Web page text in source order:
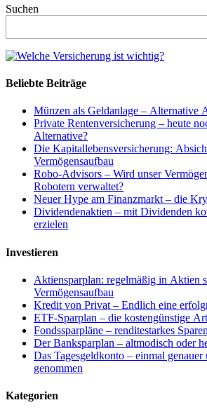
Suchen
Beliebte Beiträge
Münzen als Geldanlage – Alternative
Private Rentenversicherung – heute
Alternative?
Die Kapitallebensversicherung:
Vermögensaufbau
Robo-Advisors – Wird unser
Robotern verwaltet?
Neuer Hype am Finanzmarkt – die
Dividendenaktien – mit Dividenden
erzielen
Investieren
Aktiensparplan: regelmäßig in Aktien
Vermögensaufbau
Kredit von Privat – Endlich eine
ETF-Sparplan – die kostengünstige
Fondssparpläne – renditestarkes
Der Banksparplan – altmodisch oder
Das Tagesgeldkonto – einmal
genommen
Kategorien